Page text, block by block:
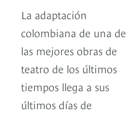
La adaptación
colombiana de una de
las mejores obras de
teatro de los últimos
tiempos llega a sus
últimos días de